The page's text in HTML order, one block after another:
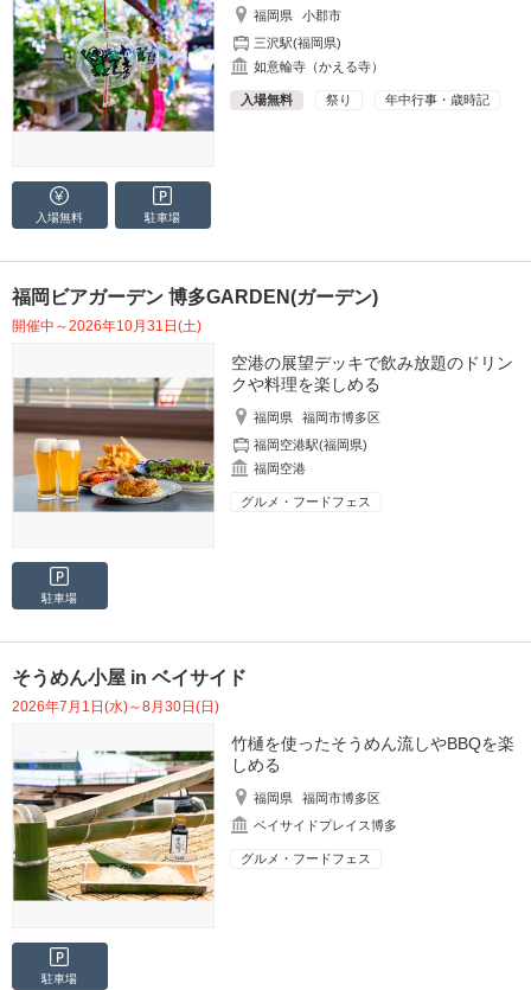
福岡県
小郡市
三沢駅(福岡県)
如意輪寺（かえる寺）
入場無料 祭り 年中行事・歳時記
入場無料 駐車場
福岡ビアガーデン 博多GARDEN(ガーデン)
開催中～2026年10月31日(土)
空港の展望デッキで飲み放題のドリン
クや料理を楽しめる
福岡県
福岡市博多区
福岡空港駅(福岡県)
福岡空港
グルメ・フードフェス
駐車場
そうめん小屋 in ベイサイド
2026年7月1日(水)～8月30日(日)
竹樋を使ったそうめん流しやBBQを楽
しめる
福岡県
福岡市博多区
ベイサイドプレイス博多
グルメ・フードフェス
駐車場